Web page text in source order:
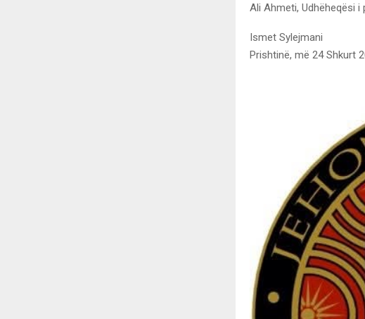
Ali Ahmeti, Udhëheqësi
Ismet Sylejmani
Prishtinë, më 24 Shkurt